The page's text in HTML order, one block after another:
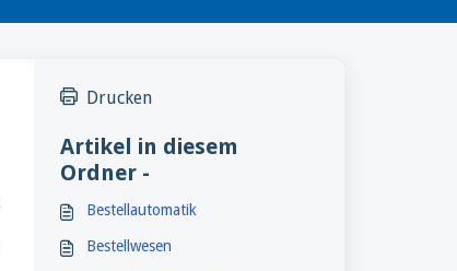
Drucken
Artikel in diesem
Ordner -
Bestellautomatik
Bestellwesen